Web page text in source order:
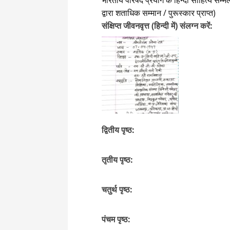
द्वारा शताधिक सम्मान / पुरूस्कार प्राप्त)
संक्षिप्त जीवनवृत्त (हिन्दी में) संलग्न करें:
द्वितीय पृष्ठ:
तृतीय पृष्ठ:
चतुर्थ पृष्ठ:
पंचम पृष्ठ: